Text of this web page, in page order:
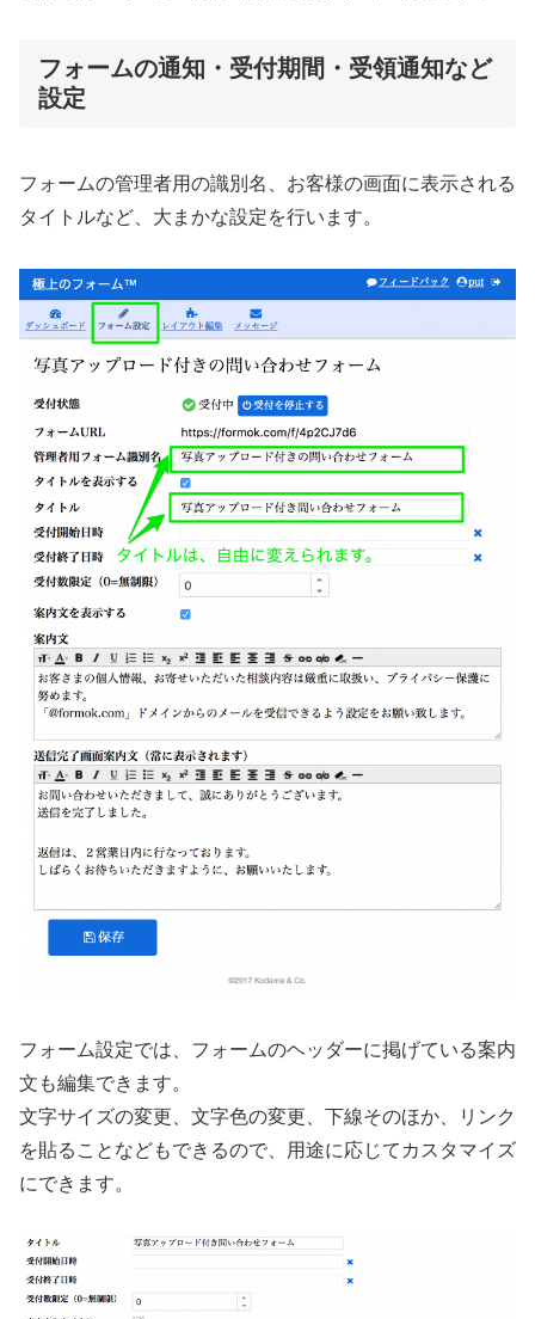
フォームの通知・受付期間・受領通知など
設定
フォームの管理者用の識別名、お客様の画面に表示される
タイトルなど、大まかな設定を行います。
フォーム設定では、フォームのヘッダーに掲げている案内
文も編集できます。
文字サイズの変更、文字色の変更、下線そのほか、リンク
を貼ることなどもできるので、用途に応じてカスタマイズ
にできます。